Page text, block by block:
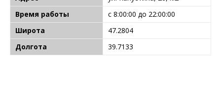
Время работы
с 8:00:00 до 22:00:00
Широта
47.2804
Долгота
39.7133